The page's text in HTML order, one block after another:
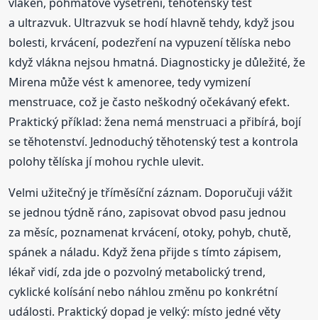
a ultrazvuk. Ultrazvuk se hodí hlavně tehdy, když jsou
bolesti, krvácení, podezření na vypuzení tělíska nebo
když vlákna nejsou hmatná. Diagnosticky je důležité, že
Mirena může vést k amenoree, tedy vymizení
menstruace, což je často neškodný očekávaný efekt.
Praktický příklad: žena nemá menstruaci a přibírá, bojí
se těhotenství. Jednoduchý těhotenský test a kontrola
polohy tělíska jí mohou rychle ulevit.
Velmi užitečný je tříměsíční záznam. Doporučuji vážit
se jednou týdně ráno, zapisovat obvod pasu jednou
za měsíc, poznamenat krvácení, otoky, pohyb, chutě,
spánek a náladu. Když žena přijde s tímto zápisem,
lékař vidí, zda jde o pozvolný metabolický trend,
cyklické kolísání nebo náhlou změnu po konkrétní
události. Praktický dopad je velký: místo jedné věty